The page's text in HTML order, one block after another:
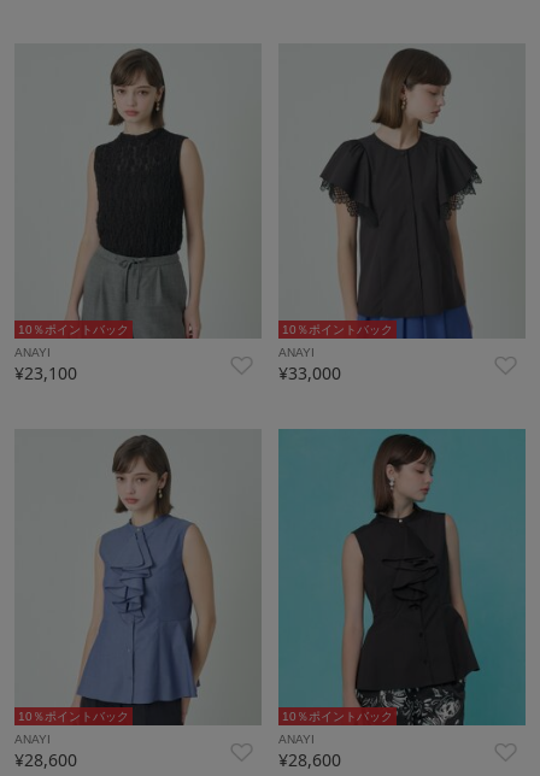
10％ポイントバック
ANAYI
¥23,100
10％ポイントバック
ANAYI
¥33,000
10％ポイントバック
ANAYI
¥28,600
10％ポイントバック
ANAYI
¥28,600